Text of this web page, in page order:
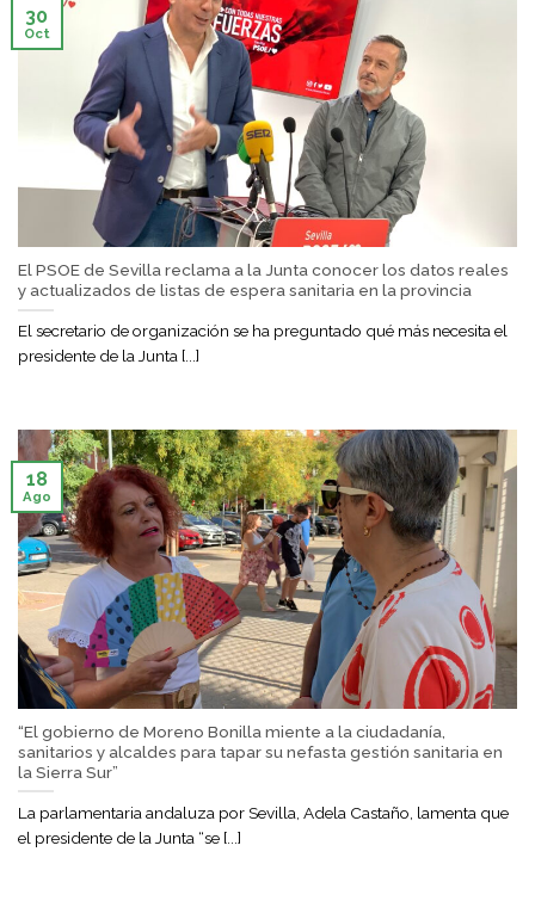
El PSOE de Sevilla reclama a la Junta conocer los datos reales
y actualizados de listas de espera sanitaria en la provincia
El secretario de organización se ha preguntado qué más necesita el
presidente de la Junta [...]
30
Oct
“El gobierno de Moreno Bonilla miente a la ciudadanía,
sanitarios y alcaldes para tapar su nefasta gestión sanitaria en
la Sierra Sur”
La parlamentaria andaluza por Sevilla, Adela Castaño, lamenta que
el presidente de la Junta “se [...]
18
Ago